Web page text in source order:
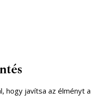
hogy javítsa az élményt a